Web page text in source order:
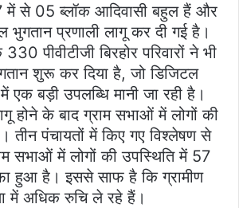
में से 05 ब्लॉक आदिवासी बहुल हैं और
भुगतान प्रणाली लागू कर दी गई है।
पीवीटीजी बिरहोर परिवारों ने भी
शुरू कर दिया है, जो डिजिटल
एक बड़ी उपलब्धि मानी जा रही है।
होने के बाद ग्राम सभाओं में लोगों की
तीन पंचायतों में किए गए विश्लेषण से
सभाओं में लोगों की उपस्थिति में 57
हुआ है। इससे साफ है कि ग्रामीण
में अधिक रुचि ले रहे हैं।